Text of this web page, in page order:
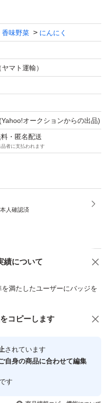
ませんので安心してお楽し
。十分な熟成期間を経て最
すべてを試食していませ
による、多少こげや硬い物
免許、精米検査員、第三
取扱責任者を取得し、食肉
。 ※ 30 年以上食品衛生管
責任者は食品の素人でも
義務は特に発生しないとの
項 、
の方の入札はお断りしてい
のむらあります
てください。
でます、にんにくが腐ると
て保存下さい。甘みが増し
香味野菜 にんにく
マト運輸）
(Yahoo!オークションからの出品)
・匿名配送
者に支払われます
本人確認済
績について
満たしたユーザーにバッジを
このユーザーはYahoo!フリマの取
引を完了させた実績があります
のため一部機能は利用できません
切なカテゴリ変更依頼は禁止です
コピーします
されています
自身の商品に合わせて編集
です
メ